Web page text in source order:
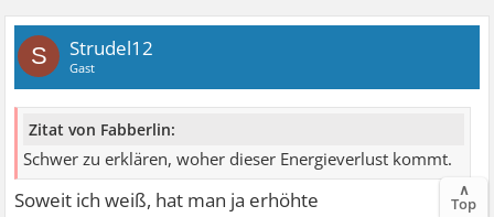
S Strudel12
Gast
Zitat von Fabberlin:
Schwer zu erklären, woher dieser Energieverlust kommt.
Soweit ich weiß, hat man ja erhöhte
∧
Top